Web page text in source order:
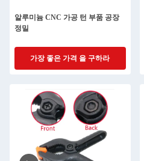
알루미늄 CNC 가공 턴 부품 공장
정밀
가장 좋은 가격 을 구하라